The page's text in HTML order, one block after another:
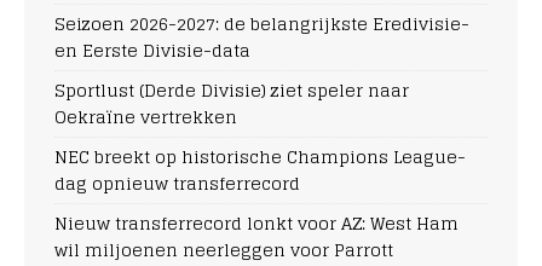
Seizoen 2026-2027: de belangrijkste Eredivisie-
en Eerste Divisie-data
Sportlust (Derde Divisie) ziet speler naar
Oekraïne vertrekken
NEC breekt op historische Champions League-
dag opnieuw transferrecord
Nieuw transferrecord lonkt voor AZ: West Ham
wil miljoenen neerleggen voor Parrott